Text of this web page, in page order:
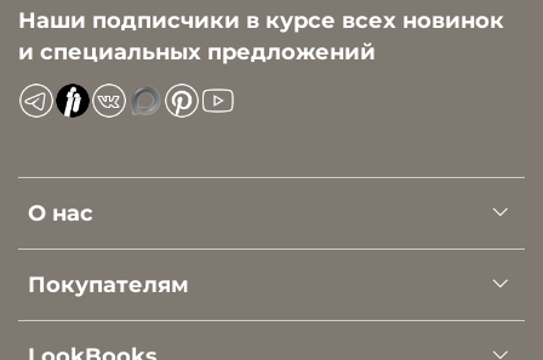
О нас
Покупателям
Наши подписчики в курсе всех новинок
и специальных предложений